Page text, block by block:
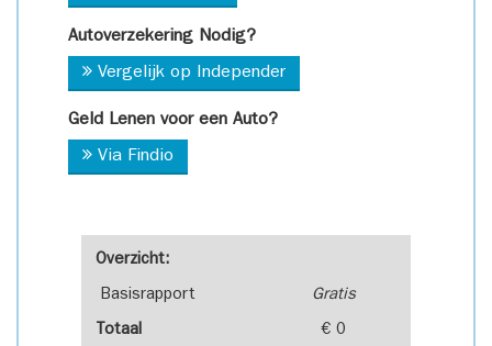
Overzicht:
Basisrapport Gratis
Totaal € 0
Autoverzekering Nodig?
Vergelijk op Independer
Geld Lenen voor een Auto?
Via Findio